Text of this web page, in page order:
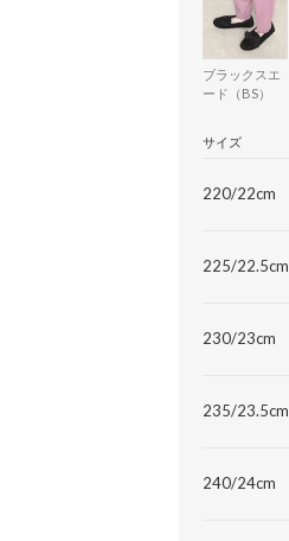
ブラックスエ
ード（BS）
サイズ
220/22cm
225/22.5cm
230/23cm
235/23.5cm
240/24cm